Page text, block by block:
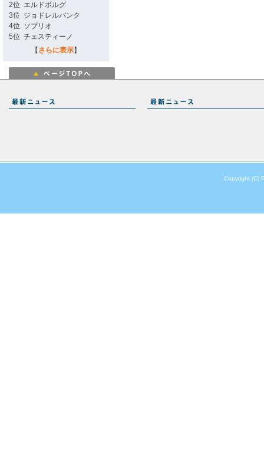
2位 エルドボルグ
3位 ジョドレルバンク
4位 ソブリオ
5位 チェスティーノ
【 さらに表示】
Copyright (C)